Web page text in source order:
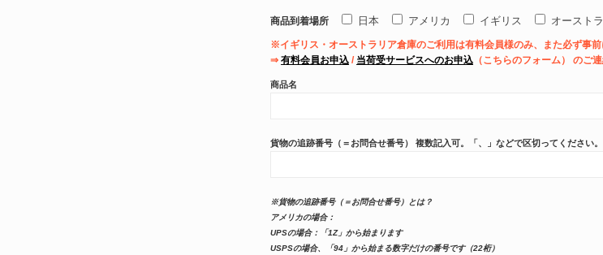
商品到着場所 日本 アメリカ イギリス オースト
※イギリス・オーストラリア倉庫のご利用は有料会員様のみ、また必ず事前
⇒有料会員お申込 / 当荷受サービスへのお申込 （こちらのフォーム） のご
商品名
貨物の追跡番号（＝お問合せ番号） 複数記入可。「、」などで区切ってください。
※貨物の追跡番号（＝お問合せ番号）とは？
アメリカの場合：
UPSの場合：「1Z」から始まります
USPSの場合、「94」から始まる数字だけの番号です（22桁）